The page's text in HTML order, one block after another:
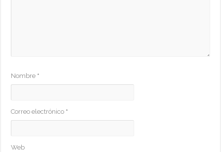
Nombre *
Correo electrónico *
Web